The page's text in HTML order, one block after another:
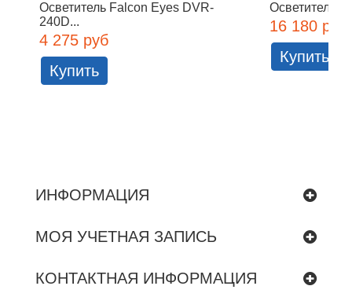
Осветитель Falcon Eyes DVR-
240D...
4 275 руб
Купить
Осветитель
16 180 руб
Купить
ИНФОРМАЦИЯ
МОЯ УЧЕТНАЯ ЗАПИСЬ
КОНТАКТНАЯ ИНФОРМАЦИЯ